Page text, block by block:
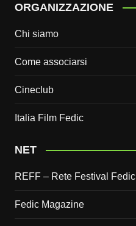
ORGANIZZAZIONE
Chi siamo
Come associarsi
Cineclub
Italia Film Fedic
NET
REFF – Rete Festival Fedic
Fedic Magazine